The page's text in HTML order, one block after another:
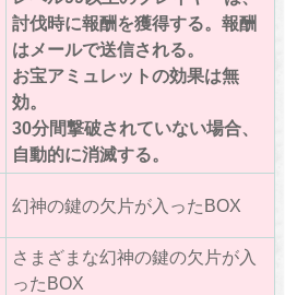
討伐時に報酬を獲得する。報酬
はメールで送信される。
お宝アミュレットの効果は無
効。
30分間撃破されていない場合、
自動的に消滅する。
幻神の鍵の欠片が入ったBOX
さまざまな幻神の鍵の欠片が入
ったBOX